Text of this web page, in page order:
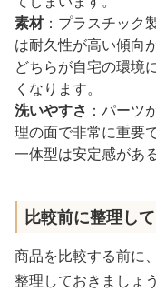
素材：プラスチック
は耐久性が高い傾向
どちらが自宅の環境
くなります。
洗いやすさ ：パーツ
理の面で非常に重要で
一体型は安定感があ
比較前に整理し
商品を比較する前に
整理しておきましょう